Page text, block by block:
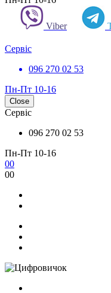
Viber
Сервіс
096 270 02 53
Пн-Пт 10-16
Close
Сервіс
096 270 02 53
Пн-Пт 10-16
00
00